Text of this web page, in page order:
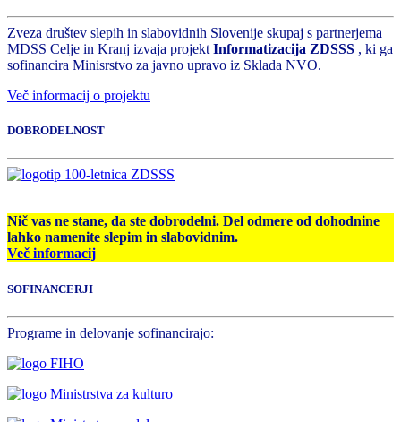
Zveza društev slepih in slabovidnih Slovenije skupaj s partnerjema
MDSS Celje in Kranj izvaja projekt Informatizacija ZDSSS , ki ga
sofinancira Minisrstvo za javno upravo iz Sklada NVO.
Več informacij o projektu
DOBRODELNOST
Nič vas ne stane, da ste dobrodelni. Del odmere od dohodnine
lahko namenite slepim in slabovidnim.
Več informacij
SOFINANCERJI
Programe in delovanje sofinancirajo: